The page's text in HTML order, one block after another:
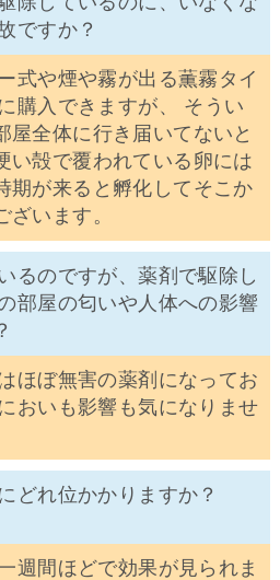
ですか？
式や煙や霧が出る薫霧タイ
購入できますが、 そうい
屋全体に行き届いてないと
い殻で覆われている卵には
期が来ると孵化してそこか
ざいます。
るのですが、薬剤で駆除し
部屋の匂いや人体への影響
ほぼ無害の薬剤になってお
おいも影響も気になりませ
どれ位かかりますか？
週間ほどで効果が見られま